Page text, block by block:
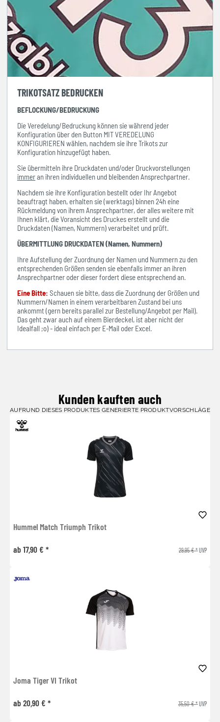
TRIKOTSATZ BEDRUCKEN
BEFLOCKUNG/BEDRUCKUNG
Die Veredelung/Bedruckung können sie während jeder
Konfiguration über den Button MIT VEREDELUNG
KONFIGURIEREN wählen, nachdem sie ihre Trikots zur
Konfiguration hinzugefügt haben.
Sie übermitteln ihre Druckdaten und/oder Druckvorstellungen
immeran ihren individuellen und bleibenden Ansprechpartner.
Nachdem sie ihre Konfiguration bestellt oder Ihr Angebot
beauftragt haben, erhalten sie (werktags) binnen 24h eine
Rückmeldung von ihrem Ansprechpartner, der alles weitere mit
Ihnen klärt, die Voransicht des Druckes erstellt und die
Druckdaten (Namen, Nummern) verarbeitet und prüft.
ÜBERMITTLUNG DRUCKDATEN (Namen, Nummern)
Ihre Aufstellung der Zuordnung der Namen und Nummern zu den
entsprechenden Größen senden sie ebenfalls immer an ihren
Ansprechpartner oder dieser fordert diese entsprechend an.
Eine Bitte: Schauen sie bitte, dass die Zuordnung der Größen und
Nummern/Namen in einem verarbeitbaren Zustand bei uns
ankommt (gern bereits parallel zur Bestellung/Angebot per Mail).
Das geht zwar auch auf einem Bierdeckel, ist aber nicht der
Idealfall ;o) - ideal einfach per E-Mail oder Excel.
Kunden kauften auch
AUFRUND DIESES PRODUKTES GENERIERTE PRODUKTVORSCHLÄGE
Hummel Match Triumph Trikot
ab 17,90 € * 29,95 € *UVP
Joma Tiger VI Trikot
ab 20,90 € * 35,50 € *UVP